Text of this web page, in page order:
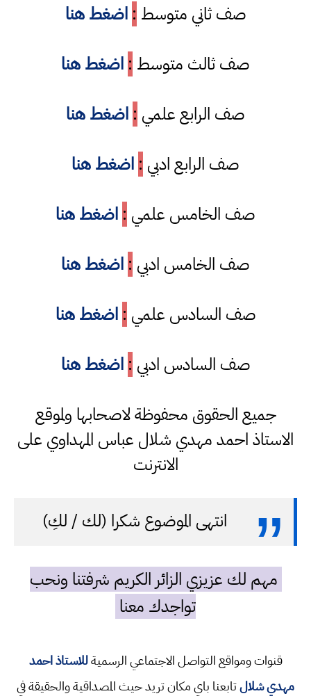
صف ثاني متوسط : اضغط هنا
صف ثالث متوسط : اضغط هنا
صف الرابع علمي : اضغط هنا
صف الرابع ادبي : اضغط هنا
صف الخامس علمي : اضغط هنا
صف الخامس ادبي : اضغط هنا
صف السادس علمي : اضغط هنا
صف السادس ادبي : اضغط هنا
جميع الحقوق محفوظة لاصحابها ولموقع
الاستاذ احمد مهدي شلال عباس المهداوي على
الانترنت
انتهى الموضوع شكرا (لك / لكِ)
مهم لك عزيزي الزائر الكريم شرفتنا ونحب
تواجدك معنا
قنوات ومواقع التواصل الاجتماعي الرسميةللاستاذ احمد
مهدي شلالتابعنا باي مكان تريد حيث المصداقية والحقيقة في